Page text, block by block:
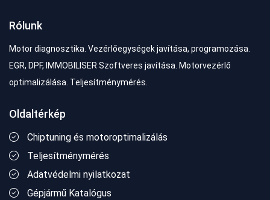
Rólunk
Motor diagnosztika. Vezérlőegységek javítása, programozása.
EGR, DPF, IMMOBILISER Szoftveres javítása. Motorvezérlő
optimalizálása. Teljesítménymérés.
Oldaltérkép
Chiptuning és motoroptimalizálás
Teljesítménymérés
Adatvédelmi nyilatkozat
Gépjármű Katalógus